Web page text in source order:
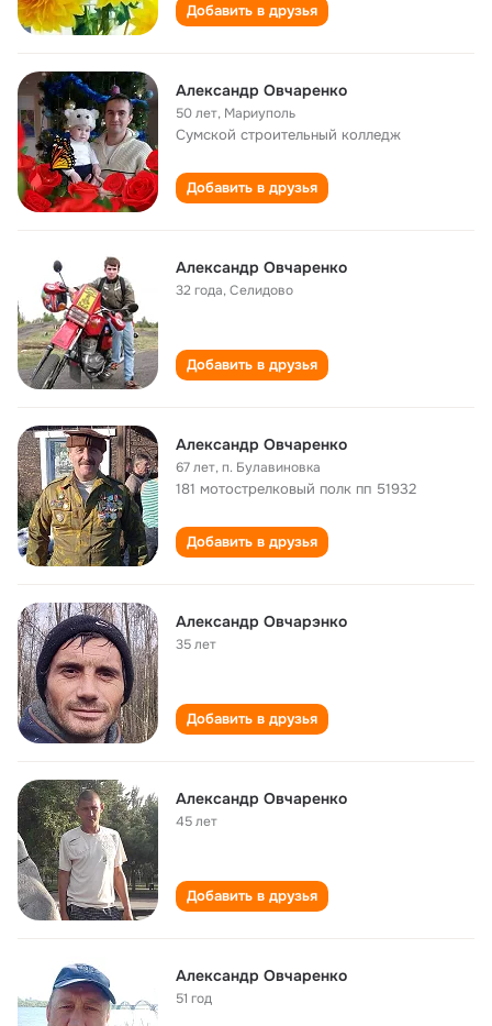
Добавить в друзья
Александр Овчаренко
50 лет, Мариуполь
Сумской строительный колледж
Добавить в друзья
Александр Овчаренко
32 года,Селидово
Добавить в друзья
Александр Овчаренко
67 лет,п. Булавиновка
181 мотострелковый полк пп 51932
Добавить в друзья
Александр Овчарэнко
35 лет
Добавить в друзья
Александр Овчаренко
45 лет
Добавить в друзья
Александр Овчаренко
51 год